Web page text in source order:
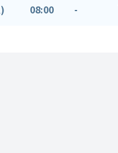
08:00 -